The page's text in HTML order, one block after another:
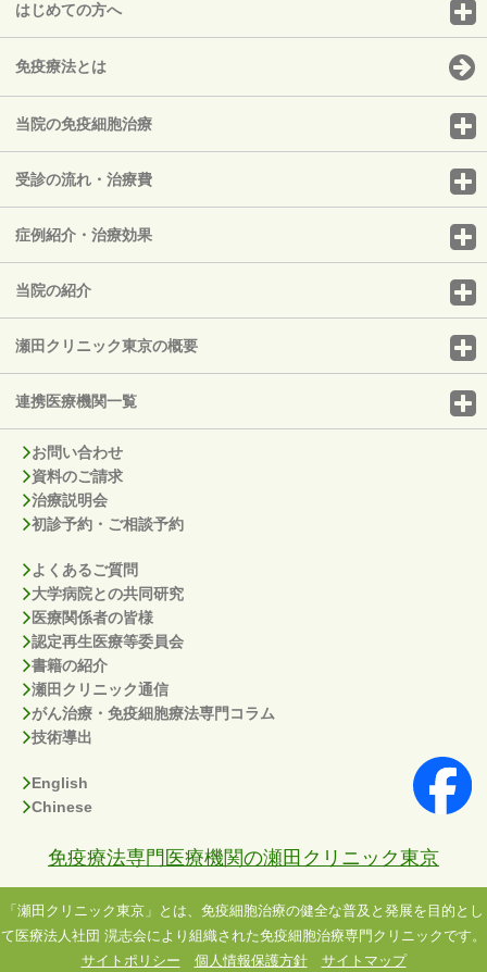
はじめての方へ
免疫療法とは
当院の免疫細胞治療
受診の流れ・治療費
症例紹介・治療効果
当院の紹介
瀬田クリニック東京の概要
連携医療機関一覧
お問い合わせ
資料のご請求
治療説明会
初診予約・ご相談予約
よくあるご質問
大学病院との共同研究
医療関係者の皆様
認定再生医療等委員会
書籍の紹介
瀬田クリニック通信
がん治療・免疫細胞療法専門コラム
技術導出
English
Chinese
免疫療法専門医療機関の瀬田クリニック東京
「瀬田クリニック東京」とは、免疫細胞治療の健全な普及と発展を目的とし
て医療法人社団 滉志会により組織された免疫細胞治療専門クリニックです。
サイトポリシー
個人情報保護方針 サイトマップ